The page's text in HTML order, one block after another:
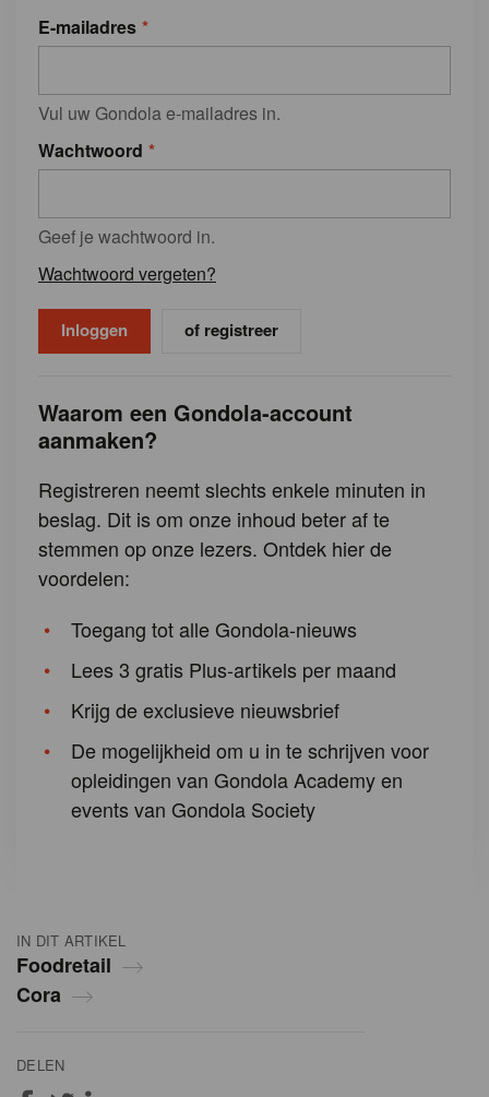
IN DIT ARTIKEL
Foodretail
Cora
DELEN
E-mailadres
Vul uw Gondola e-mailadres in.
Wachtwoord
Geef je wachtwoord in.
Wachtwoord vergeten?
of registreer
Waarom een Gondola-account
aanmaken?
Registreren neemt slechts enkele minuten in
beslag. Dit is om onze inhoud beter af te
stemmen op onze lezers. Ontdek hier de
voordelen:
Toegang tot alle Gondola-nieuws
Lees 3 gratis Plus-artikels per maand
Krijg de exclusieve nieuwsbrief
De mogelijkheid om u in te schrijven voor
opleidingen van Gondola Academy en
events van Gondola Society